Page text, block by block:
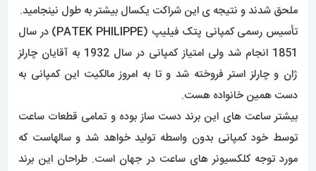
ملحق شدند و نتیجه ی این شراکت یکسال بیشتر به طول نینجامید.
تأسیس رسمی کمپانی پتک فیلیپ (PATEK PHILIPPE) در سال
1851 انجام شد ولی امتیاز کمپانی در سال 1932 به آقایان چارلز
ژان و چارلز استر فروخته شد و تا به امروز مالکیت این کمپانی به
دست همین خانواده هست.
بیشتر ساعت های این برند دست ساز بوده و تمامی قطعات ساعت
توسط خود کمپانی بدون واسطه تولید خواهد شد و سالهاست که
مورد توجه کلکسیونر های ساعت در جهان است. طراحان این برند